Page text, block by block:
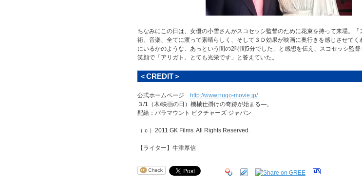
ちなみにこの日は、女優の小雪さんがスコセッシ監督のために花束を持って来場。
術、音楽、全てに渡って素晴らしく、そして３Ｄ効果が映画に奥行きを感じさせてく
にいるかのような、あっという間の2時間5分でした」と感想を伝え、スコセッシ監
笑顔で「アリガト。とても光栄です」と答えていた。
＜CREDIT＞
公式ホームページ
http://www.hugo-movie.jp/
３/1（木/映画の日）機械仕掛けの奇跡が始まる―。
配給：パラマウント ピクチャーズ ジャパン
（ｃ）2011 GK Films. All Rights Reserved.
【ライター】牛津厚信